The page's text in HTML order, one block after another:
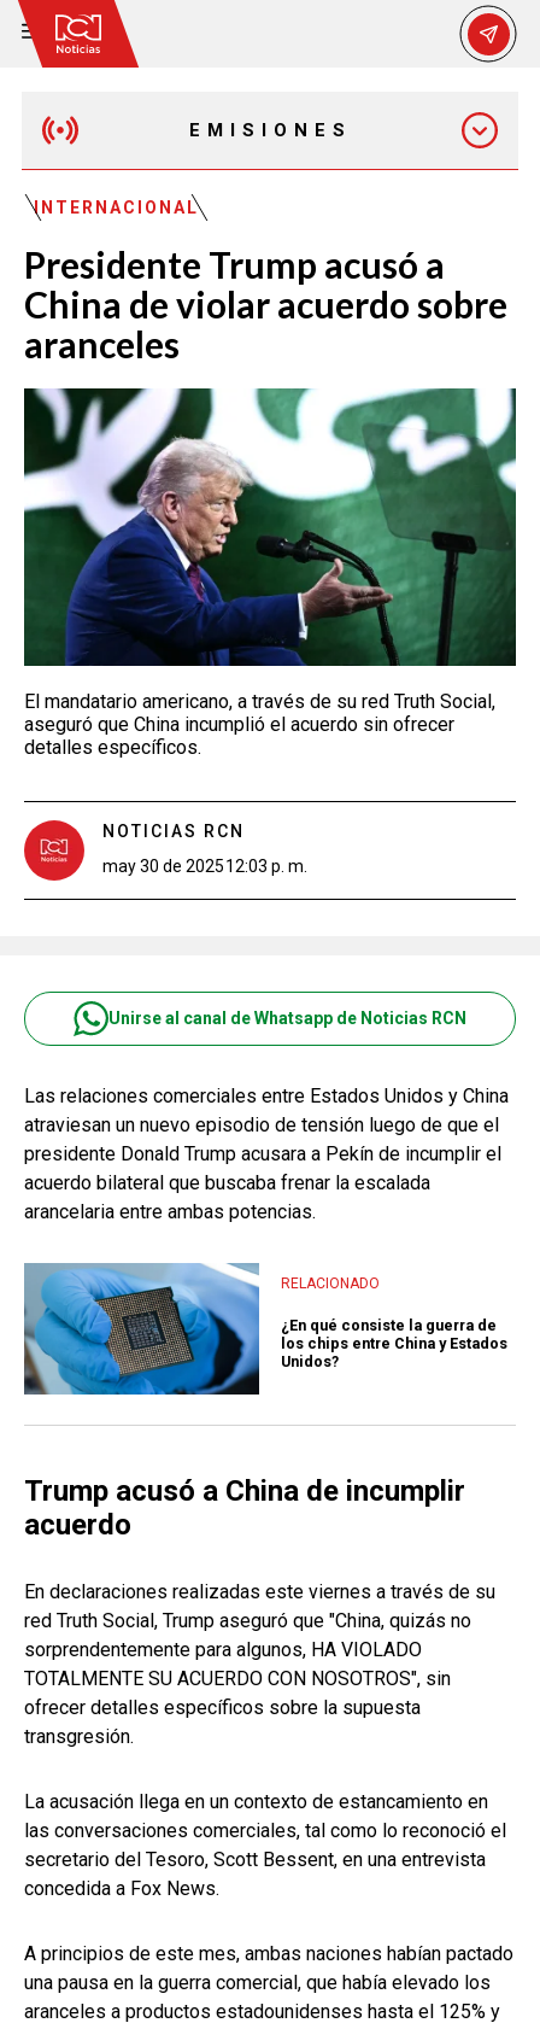
EMISIONES
EMISIÓN 7:00 PM
INTERNACIONAL
Presidente Trump acusó a
China de violar acuerdo sobre
aranceles
El mandatario americano, a través de su red Truth Social,
aseguró que China incumplió el acuerdo sin ofrecer
detalles específicos.
NOTICIAS RCN
may 30 de 202512:03 p. m.
Unirse al canal de Whatsapp de Noticias RCN
Las relaciones comerciales entre Estados Unidos y China
atraviesan un nuevo episodio de tensión luego de que el
presidente Donald Trump acusara a Pekín de incumplir el
acuerdo bilateral que buscaba frenar la escalada
arancelaria entre ambas potencias.
RELACIONADO
¿En qué consiste la guerra de
los chips entre China y Estados
Unidos?
Trump acusó a China de incumplir
acuerdo
En declaraciones realizadas este viernes a través de su
red Truth Social, Trump aseguró que "China, quizás no
sorprendentemente para algunos, HA VIOLADO
TOTALMENTE SU ACUERDO CON NOSOTROS", sin
ofrecer detalles específicos sobre la supuesta
transgresión.
La acusación llega en un contexto de estancamiento en
las conversaciones comerciales, tal como lo reconoció el
secretario del Tesoro, Scott Bessent, en una entrevista
concedida a Fox News.
A principios de este mes, ambas naciones habían pactado
una pausa en la guerra comercial, que había elevado los
aranceles a productos estadounidenses hasta el 125% y